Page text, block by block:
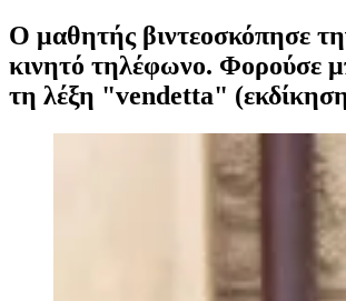
Ο μαθητής βιντεοσκόπησε
κινητό τηλέφωνο. Φορούσε
τη λέξη "vendetta"